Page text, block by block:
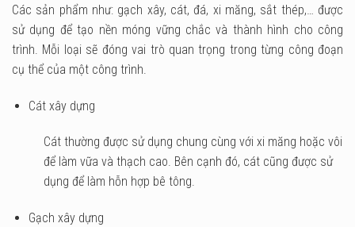
Các sản phẩm như: gạch xây, cát, đá, xi măng, sắt thép,… được
sử dụng để tạo nền móng vững chắc và thành hình cho công
trình. Mỗi loại sẽ đóng vai trò quan trọng trong từng công đoạn
cụ thể của một công trình.
Cát xây dựng
Cát thường được sử dụng chung cùng với xi măng hoặc vôi
để làm vữa và thạch cao. Bên cạnh đó, cát cũng được sử
dụng để làm hỗn hợp bê tông.
Gạch xây dựng